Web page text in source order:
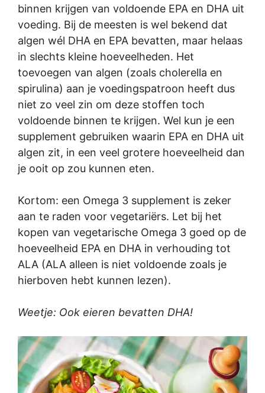
binnen krijgen van voldoende EPA en DHA uit
voeding. Bij de meesten is wel bekend dat
algen wél DHA en EPA bevatten, maar helaas
in slechts kleine hoeveelheden. Het
toevoegen van algen (zoals cholerella en
spirulina) aan je voedingspatroon heeft dus
niet zo veel zin om deze stoffen toch
voldoende binnen te krijgen. Wel kun je een
supplement gebruiken waarin EPA en DHA uit
algen zit, in een veel grotere hoeveelheid dan
je ooit op zou kunnen eten.
Kortom: een Omega 3 supplement is zeker
aan te raden voor vegetariërs. Let bij het
kopen van vegetarische Omega 3 goed op de
hoeveelheid EPA en DHA in verhouding tot
ALA (ALA alleen is niet voldoende zoals je
hierboven hebt kunnen lezen).
Weetje: Ook eieren bevatten DHA!